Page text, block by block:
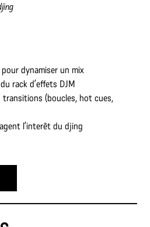
dynamiser un mix
rack d’effets DJM
transitions (boucles, hot cues,
l’interêt du djing